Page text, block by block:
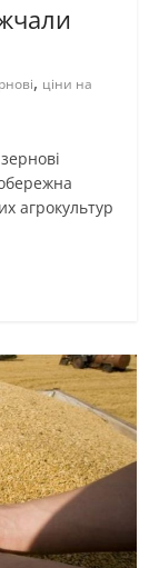
, ціни на
агрокультур